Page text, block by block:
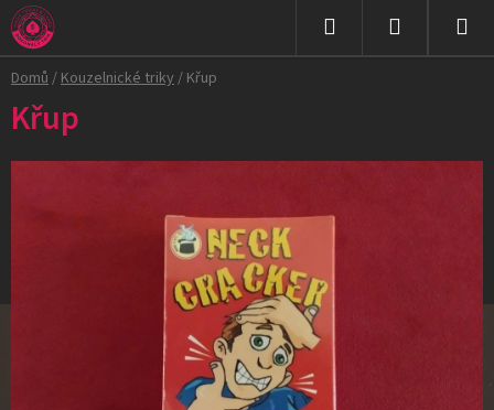
Přejít
na
obsah
Domů/Kouzelnické triky/ Křup
Křup